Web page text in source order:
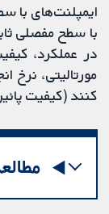
ایمپلنت‌های با
با سطح مفصلی
در عملکرد،
مورتالیتی، نرخ
کنند (کیفیت